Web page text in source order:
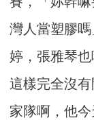
灣人當塑膠
婷，張雅琴
這樣完全沒
家隊啊，他